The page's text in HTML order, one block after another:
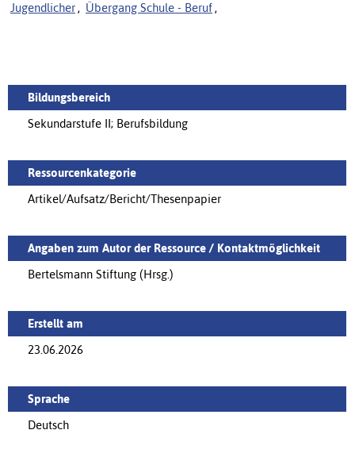
Jugendlicher , Übergang Schule - Beruf ,
Bildungsbereich
Sekundarstufe II; Berufsbildung
Ressourcenkategorie
Artikel/Aufsatz/Bericht/Thesenpapier
Angaben zum Autor der Ressource / Kontaktmöglichkeit
Bertelsmann Stiftung (Hrsg.)
Erstellt am
23.06.2026
Sprache
Deutsch